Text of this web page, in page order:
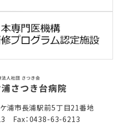
浦市長浦駅前5丁目21番地
Fax：0438-63-6213